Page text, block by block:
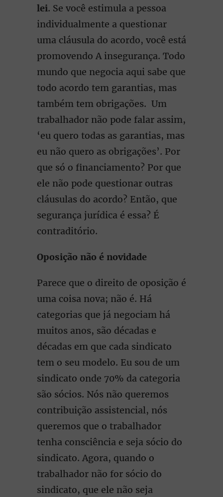
lei. Se você estimula a pessoa
individualmente a questionar
uma cláusula do acordo, você está
promovendo A insegurança. Todo
mundo que negocia aqui sabe que
todo acordo tem garantias, mas
também tem obrigações. Um
trabalhador não pode falar assim,
‘eu quero todas as garantias, mas
eu não quero as obrigações’. Por
que só o financiamento? Por que
ele não pode questionar outras
cláusulas do acordo? Então, que
segurança jurídica é essa? É
contraditório.
Oposição não é novidade
Parece que o direito de oposição é
uma coisa nova; não é. Há
categorias que já negociam há
muitos anos, são décadas e
décadas em que cada sindicato
tem o seu modelo. Eu sou de um
sindicato onde 70% da categoria
são sócios. Nós não queremos
contribuição assistencial, nós
queremos que o trabalhador
tenha consciência e seja sócio do
sindicato. Agora, quando o
trabalhador não for sócio do
sindicato, que ele não seja